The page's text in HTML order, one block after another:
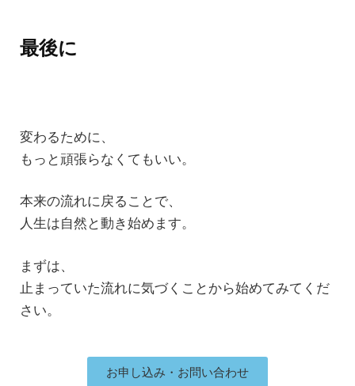
最後に
変わるために、
もっと頑張らなくてもいい。
本来の流れに戻ることで、
人生は自然と動き始めます。
まずは、
止まっていた流れに気づくことから始めてみてくだ
さい。
お申し込み・お問い合わせ